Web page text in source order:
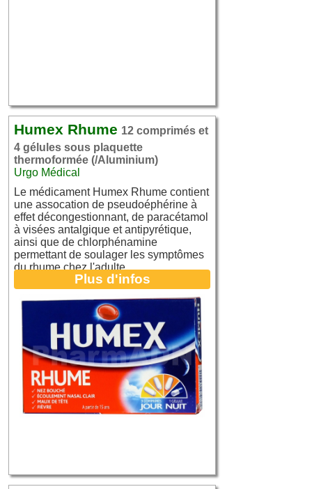
Humex Rhume 12 comprimés et
4 gélules sous plaquette
thermoformée (/Aluminium)
Urgo Médical
Le médicament Humex Rhume contient
une assocation de pseudoéphérine à
effet décongestionnant, de paracétamol
à visées antalgique et antipyrétique,
ainsi que de chlorphénamine
permettant de soulager les symptômes
du rhume chez l'adulte.
Plus d'infos